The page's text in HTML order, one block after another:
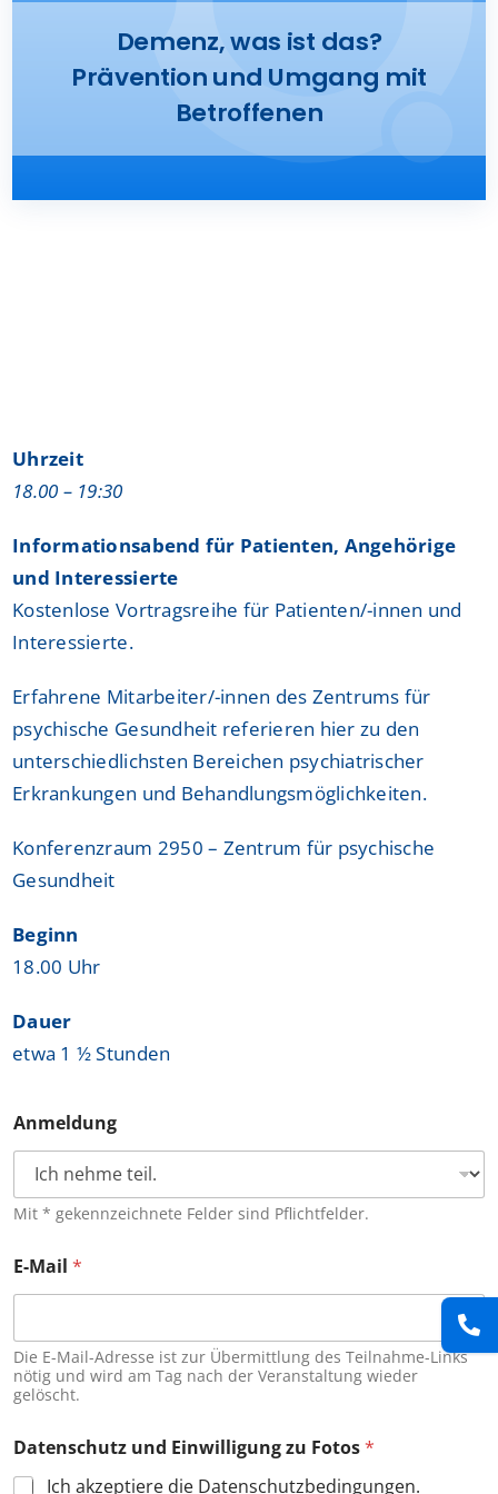
Demenz, was ist das?
Prävention und Umgang mit
Betroffenen
Uhrzeit
18.00 – 19:30
Informationsabend für Patienten, Angehörige
und Interessierte
Kostenlose Vortragsreihe für Patienten/-innen und
Interessierte.
Erfahrene Mitarbeiter/-innen des Zentrums für
psychische Gesundheit referieren hier zu den
unterschiedlichsten Bereichen psychiatrischer
Erkrankungen und Behandlungsmöglichkeiten.
Konferenzraum 2950 – Zentrum für psychische
Gesundheit
Beginn
18.00 Uhr
Dauer
etwa 1 ½ Stunden
a
t
n
s
h
u
t
E
i
n
w
l
i
Anmeldung
Mit * gekennzeichnete Felder sind Pflichtfelder.
E-Mail*
Die E-Mail-Adresse ist zur Übermittlung des Teilnahme-Links
nötig und wird am Tag nach der Veranstaltung wieder
gelöscht.
Datenschutz und Einwilligung zu Fotos*
Ich akzeptiere die Datenschutzbedingungen.